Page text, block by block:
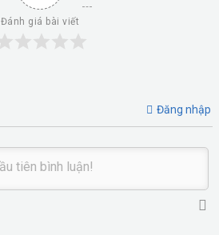
Đánh giá bài viết
Đăng nhập